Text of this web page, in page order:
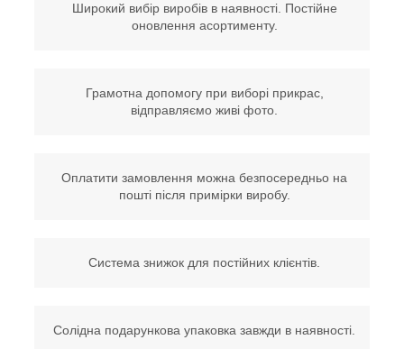
Широкий вибір виробів в наявності. Постійне
оновлення асортименту.
Грамотна допомогу при виборі прикрас,
відправляємо живі фото.
Оплатити замовлення можна безпосередньо на
пошті після примірки виробу.
Система знижок для постійних клієнтів.
Солідна подарункова упаковка завжди в наявності.